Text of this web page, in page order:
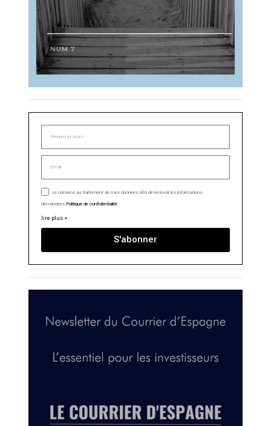
Je consens au traitement de mes données afin de recevoir les informations
demandées. Politique de confidentialité
lire plus >
S'abonner